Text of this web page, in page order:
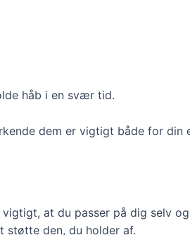
håb i en svær tid.
dem er vigtigt både for din
at du passer på dig selv
støtte den, du holder af.